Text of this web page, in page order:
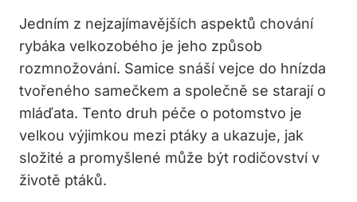
Jedním z nejzajímavějších aspektů chování
rybáka velkozobého je jeho způsob
rozmnožování. Samice snáší vejce do hnízda
tvořeného samečkem a společně se starají o
mláďata. Tento druh péče o potomstvo je
velkou výjimkou mezi ptáky a ukazuje, jak
složité a promyšlené může být rodičovství v
životě ptáků.